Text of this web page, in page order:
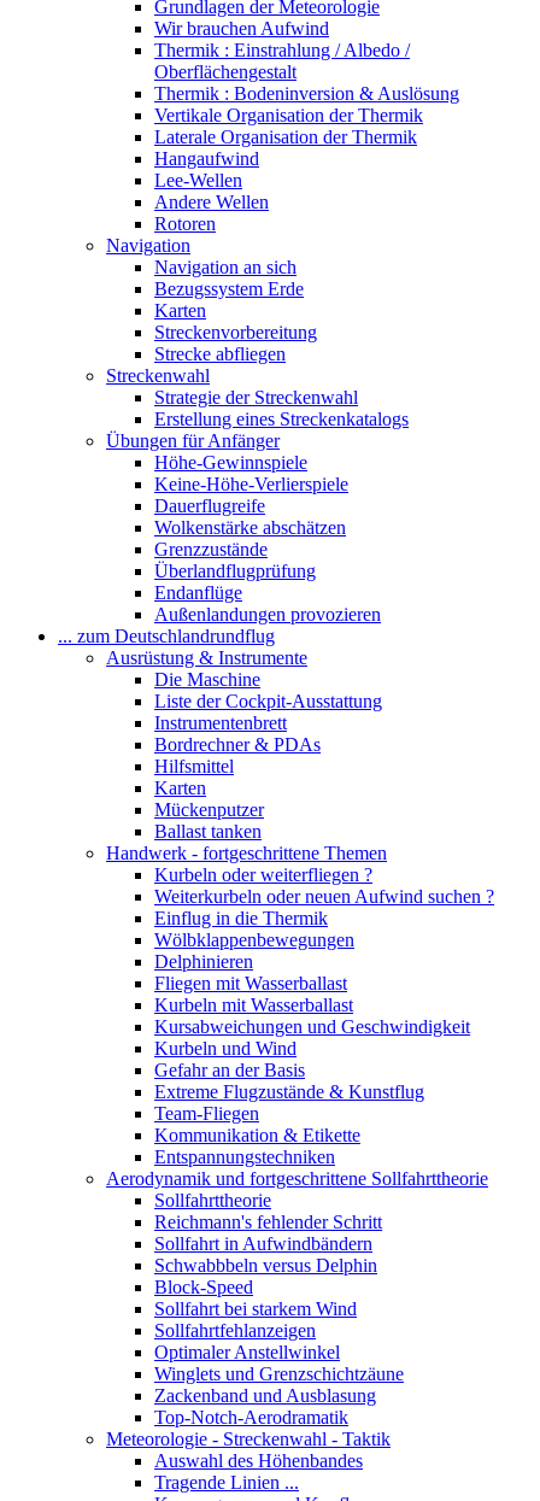
Grundlagen der Meteorologie
Wir brauchen Aufwind
Thermik : Einstrahlung / Albedo /
Oberflächengestalt
Thermik : Bodeninversion & Auslösung
Vertikale Organisation der Thermik
Laterale Organisation der Thermik
Hangaufwind
Lee-Wellen
Andere Wellen
Rotoren
Navigation
Navigation an sich
Bezugssystem Erde
Karten
Streckenvorbereitung
Strecke abfliegen
Streckenwahl
Strategie der Streckenwahl
Erstellung eines Streckenkatalogs
Übungen für Anfänger
Höhe-Gewinnspiele
Keine-Höhe-Verlierspiele
Dauerflugreife
Wolkenstärke abschätzen
Grenzzustände
Überlandflugprüfung
Endanflüge
Außenlandungen provozieren
... zum Deutschlandrundflug
Ausrüstung & Instrumente
Die Maschine
Liste der Cockpit-Ausstattung
Instrumentenbrett
Bordrechner & PDAs
Hilfsmittel
Karten
Mückenputzer
Ballast tanken
Handwerk - fortgeschrittene Themen
Kurbeln oder weiterfliegen ?
Weiterkurbeln oder neuen Aufwind suchen ?
Einflug in die Thermik
Wölbklappenbewegungen
Delphinieren
Fliegen mit Wasserballast
Kurbeln mit Wasserballast
Kursabweichungen und Geschwindigkeit
Kurbeln und Wind
Gefahr an der Basis
Extreme Flugzustände & Kunstflug
Team-Fliegen
Kommunikation & Etikette
Entspannungstechniken
Aerodynamik und fortgeschrittene Sollfahrttheorie
Sollfahrttheorie
Reichmann's fehlender Schritt
Sollfahrt in Aufwindbändern
Schwabbbeln versus Delphin
Block-Speed
Sollfahrt bei starkem Wind
Sollfahrtfehlanzeigen
Optimaler Anstellwinkel
Winglets und Grenzschichtzäune
Zackenband und Ausblasung
Top-Notch-Aerodramatik
Meteorologie - Streckenwahl - Taktik
Auswahl des Höhenbandes
Tragende Linien ...